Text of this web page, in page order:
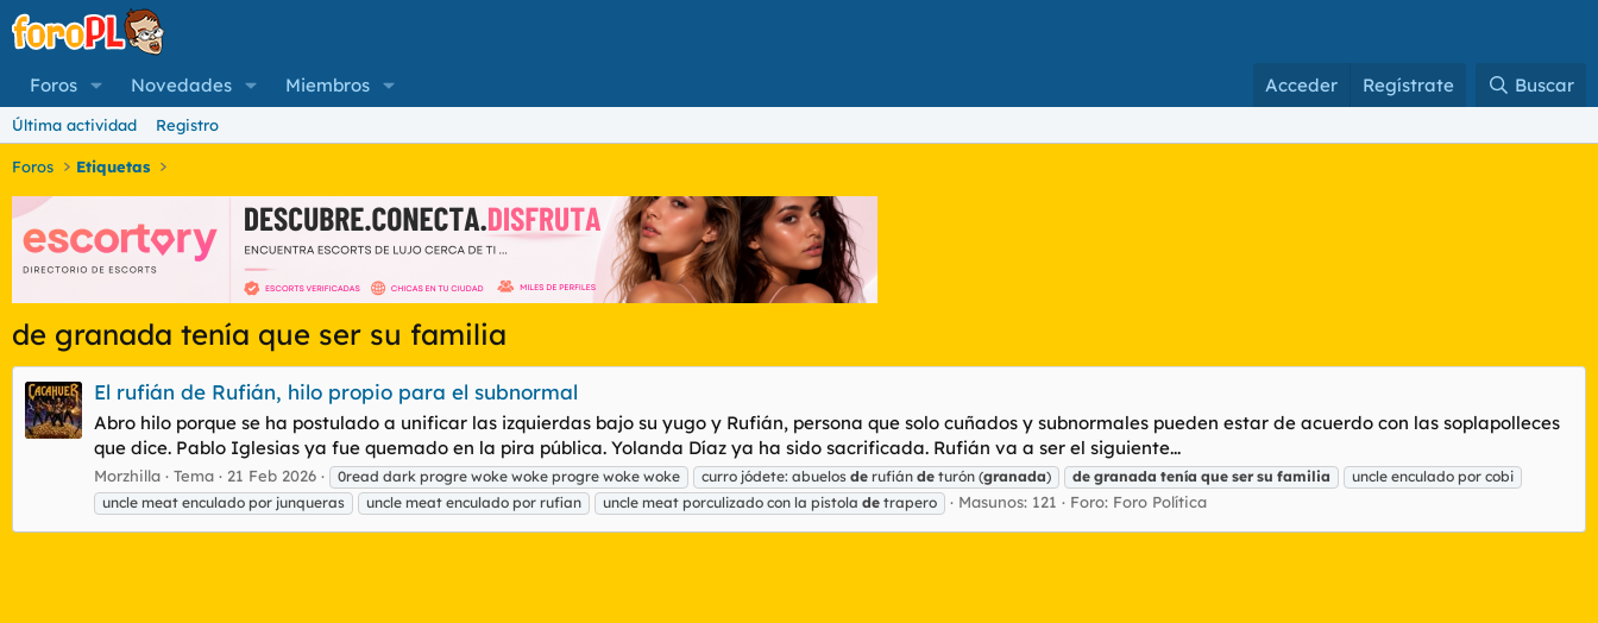
Foros Novedades Miembros Acceder Regístrate Buscar
Última actividad Registro
Foros Etiquetas
de granada tenía que ser su familia
El rufián de Rufián, hilo propio para el subnormal
Abro hilo porque se ha postulado a unificar las izquierdas bajo su yugo y Rufián, persona que solo cuñados y subnormales pueden estar de acuerdo con las soplapolleces
que dice. Pablo Iglesias ya fue quemado en la pira pública. Yolanda Díaz ya ha sido sacrificada. Rufián va a ser el siguiente...
Morzhilla Tema 21 Feb 2026 0read dark progre woke woke progre woke woke curro jódete: abuelos de rufián de turón (granada) de granada tenía que ser su familia
uncle enculado por cobi
uncle meat enculado por junqueras
uncle meat enculado por rufian uncle meat porculizado con la pistola de trapero Masunos: 121 Foro: Foro Política